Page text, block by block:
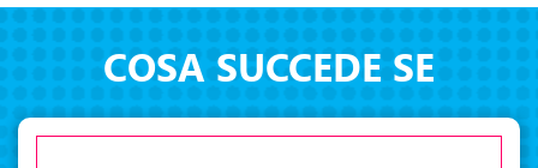
COSA SUCCEDE SE